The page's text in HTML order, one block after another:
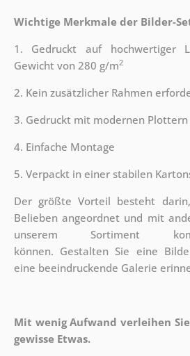
Wichtige Merkmale der Bilder-
1. Gedruckt auf hochwertiger
Gewicht von 280 g/m2
2. Kein zusätzlicher Rahmen
3. Gedruckt mit modernen
4. Einfache Montage
5. Verpackt in einer stabilen
Der größte Vorteil besteht
Belieben angeordnet und mit
unserem Sortiment
können. Gestalten Sie eine
eine beeindruckende Galerie
Mit wenig Aufwand verleihen
gewisse Etwas.